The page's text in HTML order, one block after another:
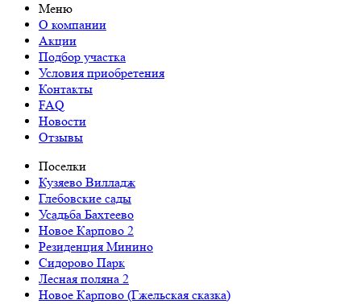
Меню
О компании
Акции
Подбор участка
Условия приобретения
Контакты
FAQ
Новости
Отзывы
Поселки
Кузяево Вилладж
Глебовские сады
Усадьба Бахтеево
Новое Карпово 2
Резиденция Минино
Сидорово Парк
Лесная поляна 2
Новое Карпово (Гжельская сказка)